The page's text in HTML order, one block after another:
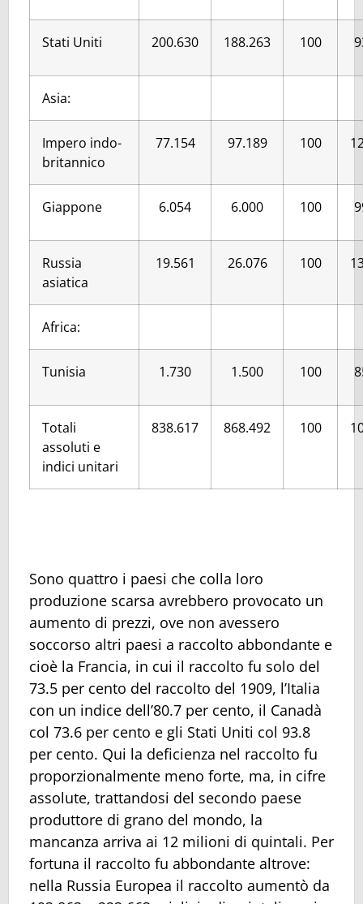
Stati Uniti 200.630 188.263 100
Asia:
Impero indo-
britannico
77.154 97.189 100
Giappone 6.054 6.000 100
Russia
asiatica
19.561 26.076 100
Africa:
Tunisia 1.730 1.500 100
Totali
assoluti e
indici unitari
838.617 868.492 100
Sono quattro i paesi che colla loro
produzione scarsa avrebbero provocato un
aumento di prezzi, ove non avessero
soccorso altri paesi a raccolto abbondante e
cioè la Francia, in cui il raccolto fu solo del
73.5 per cento del raccolto del 1909, l’Italia
con un indice dell’80.7 per cento, il Canadà
col 73.6 per cento e gli Stati Uniti col 93.8
per cento. Qui la deficienza nel raccolto fu
proporzionalmente meno forte, ma, in cifre
assolute, trattandosi del secondo paese
produttore di grano del mondo, la
mancanza arriva ai 12 milioni di quintali. Per
fortuna il raccolto fu abbondante altrove:
nella Russia Europea il raccolto aumentò da